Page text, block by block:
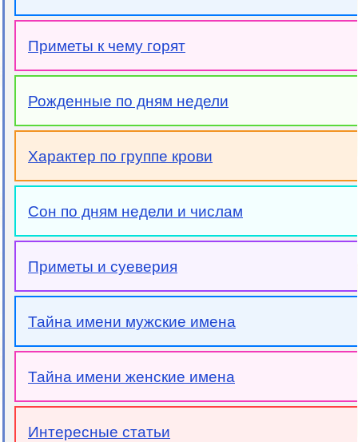
Приметы к чему горят
Рожденные по дням недели
Характер по группе крови
Сон по дням недели и числам
Приметы и суеверия
Тайна имени мужские имена
Тайна имени женские имена
Интересные статьи